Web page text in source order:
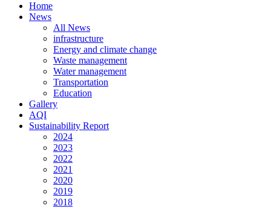
Home
News
All News
infrastructure
Energy and climate change
Waste management
Water management
Transportation
Education
Gallery
AQI
Sustainability Report
2024
2023
2022
2021
2020
2019
2018